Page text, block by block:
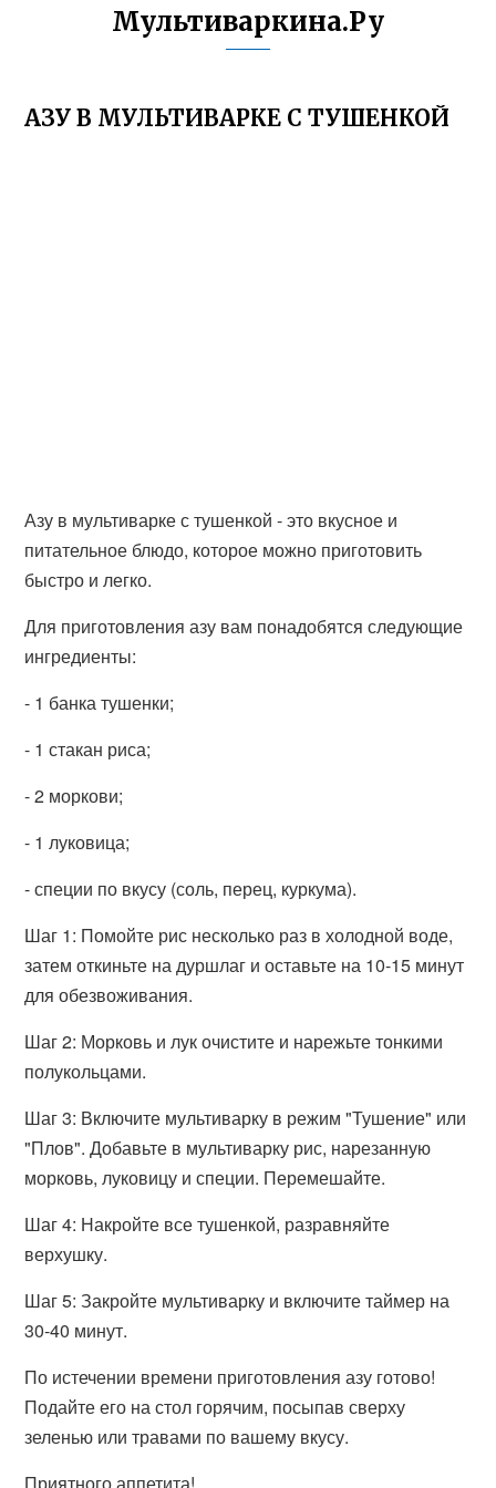
Мультиваркина.Ру
АЗУ В МУЛЬТИВАРКЕ С ТУШЕНКОЙ
Азу в мультиварке с тушенкой - это вкусное и
питательное блюдо, которое можно приготовить
быстро и легко.
Для приготовления азу вам понадобятся следующие
ингредиенты:
- 1 банка тушенки;
- 1 стакан риса;
- 2 моркови;
- 1 луковица;
- специи по вкусу (соль, перец, куркума).
Шаг 1: Помойте рис несколько раз в холодной воде,
затем откиньте на дуршлаг и оставьте на 10-15 минут
для обезвоживания.
Шаг 2: Морковь и лук очистите и нарежьте тонкими
полукольцами.
Шаг 3: Включите мультиварку в режим "Тушение" или
"Плов". Добавьте в мультиварку рис, нарезанную
морковь, луковицу и специи. Перемешайте.
Шаг 4: Накройте все тушенкой, разравняйте
верхушку.
Шаг 5: Закройте мультиварку и включите таймер на
30-40 минут.
По истечении времени приготовления азу готово!
Подайте его на стол горячим, посыпав сверху
зеленью или травами по вашему вкусу.